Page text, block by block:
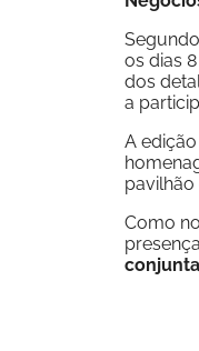
os dias
dos
a
A
Como